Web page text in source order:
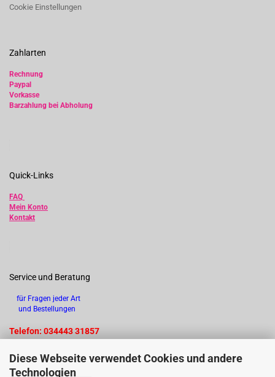
Diese Webseite verwendet Cookies und andere
Technologien
Cookie Einstellungen
Zahlarten
Rechnung
Paypal
Vorkasse
Barzahlung bei Abholung
Quick-Links
FAQ
Mein Konto
Kontakt
Service und Beratung
für Fragen jeder Art
und Bestellungen
Telefon: 034443 31857